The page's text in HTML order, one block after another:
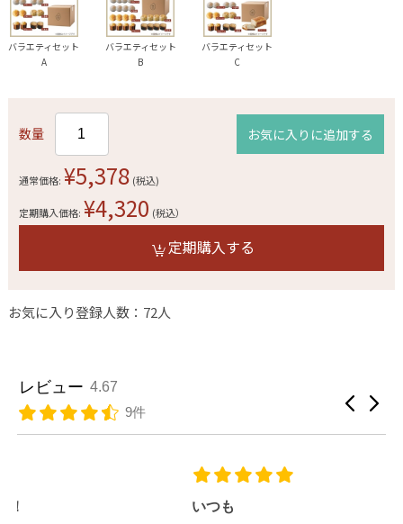
バラエティセット
A
バラエティセット
B
バラエティセット
C
数量 お気に入りに追加する
通常価格: ¥5,378 (税込)
定期購入価格: ¥4,320 (税込）
定期購入する
お気に入り登録人数：72人
レビュー 4.67
9件